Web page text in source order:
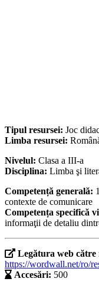
Tipul resursei: Joc
Limba resursei:
Nivelul: Clasa a III-a
Disciplina: Limba şi
Competență generală:
contexte de comunicare
Competența specifică
informaţii de detaliu
Legătura web către
https://wordwall.net/ro/
Accesări: 500